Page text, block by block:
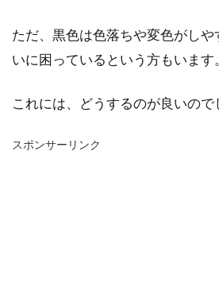
ただ、黒色は色落ちや変色がし
いに困っているという方もいます。
これには、どうするのが良いので
スポンサーリンク